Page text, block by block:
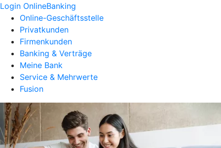
Login OnlineBanking
Online-Geschäftsstelle
Privatkunden
Firmenkunden
Banking & Verträge
Meine Bank
Service & Mehrwerte
Fusion